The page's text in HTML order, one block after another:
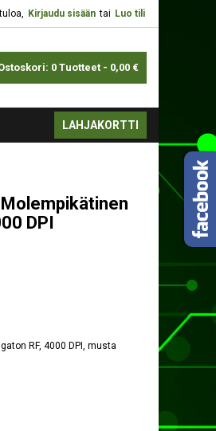
Kirjaudu sisään tai Luo tili
0 Tuotteet - 0,00 €
LAHJAKORTTI
DPI
RF, 4000 DPI, musta